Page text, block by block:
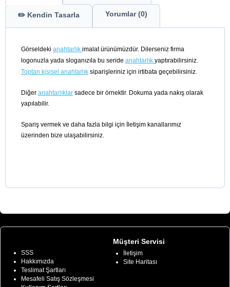
✏️ Kendin Tasarla Yorumlar (0)
Görseldeki anahtarlık imalat ürünümüzdür. Dilerseniz firma
logonuzla yada sloganızıla bu seride anahtarlık yaptırabilirsiniz.
Toptan kişisel anahtarlık siparişleriniz için irtibata geçebilirsiniz.
Diğer anahtarlıklar sadece bir örnektir. Dokuma yada nakış olarak
yapılabilir.
Spariş vermek ve daha fazla bilgi için İletişim kanallarımız
üzerinden bize ulaşabilirsiniz.
SSS
Hakkımızda
Teslimat Şartları
Mesafeli Satış Sözleşmesi
Müşteri Servisi
İletişim
Site Haritası